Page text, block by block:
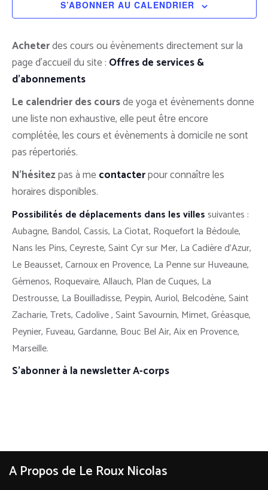
S’ABONNER AU CALENDRIER
Acheterdes cours ou évènements directement sur la
page d’accueil du site : Offres de services &
d’abonnements
Le calendrier des coursde yoga et évènements donne
une liste non exhaustive, elle peut être encore
complétée, les cours et évènements à domicile ne sont
pas répertoriés.
N’hésitezpas à mecontacterpour connaître les
horaires disponibles.
Possibilités de déplacements dans les villessuivantes :
Aubagne, Bandol, Cassis, La Ciotat, Roquefort la Bédoule,
Nans les Pins, Ceyreste, Saint Cyr sur Mer, La Cadière d’Azur,
Le Beausset, Carnoux en Provence, La Penne sur Huveaune,
Gémenos, Roquevaire, Allauch, Plan de Cuques, La
Destrousse, La Bouilladisse, Peypin, Auriol, Belcodène, Saint
Zacharie, Trets, Cadolive , Saint Savournin, Mimet, Gréasque,
Peynier, Fuveau, Gardanne, Bouc Bel Air, Aix en Provence,
Marseille.
S’abonner à la newsletter A-corps
A Propos de Le Roux Nicolas